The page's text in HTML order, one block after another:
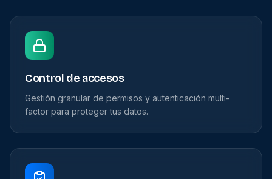
Control de accesos
Gestión granular de permisos y autenticación multi-
factor para proteger tus datos.